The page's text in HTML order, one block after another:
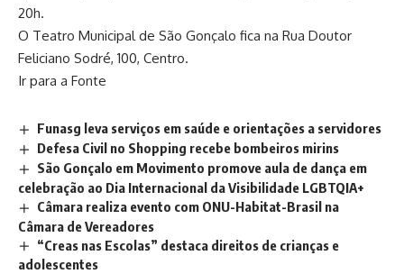
20h.
O Teatro Municipal de São Gonçalo fica na Rua Doutor
Feliciano Sodré, 100, Centro.
Ir para a Fonte
Funasg leva serviços em saúde e orientações a servidores
Defesa Civil no Shopping recebe bombeiros mirins
São Gonçalo em Movimento promove aula de dança em
celebração ao Dia Internacional da Visibilidade LGBTQIA+
Câmara realiza evento com ONU-Habitat-Brasil na
Câmara de Vereadores
“Creas nas Escolas” destaca direitos de crianças e
adolescentes